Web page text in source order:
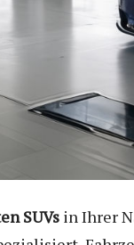
SUVs in Ihrer